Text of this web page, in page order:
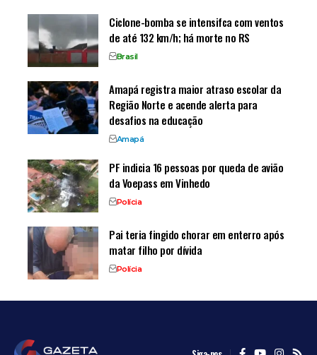
Ciclone-bomba se intensifca com ventos
de até 132 km/h; há morte no RS
Brasil
Amapá registra maior atraso escolar da
Região Norte e acende alerta para
desafios na educação
Amapá
PF indicia 16 pessoas por queda de avião
da Voepass em Vinhedo
Polícia
Pai teria fingido chorar em enterro após
matar filho por dívida
Polícia